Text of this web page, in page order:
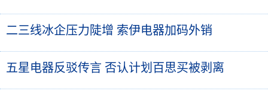
二三线冰企压力陡增 索伊电器加码外销
五星电器反驳传言 否认计划百思买被剥离